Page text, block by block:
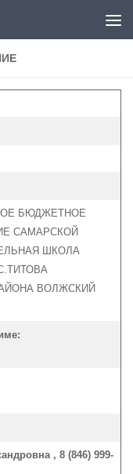
БЮДЖЕТНОЕ
САМАРСКОЙ
ШКОЛА
ВОЛЖСКИЙ
, 8 (846) 999-